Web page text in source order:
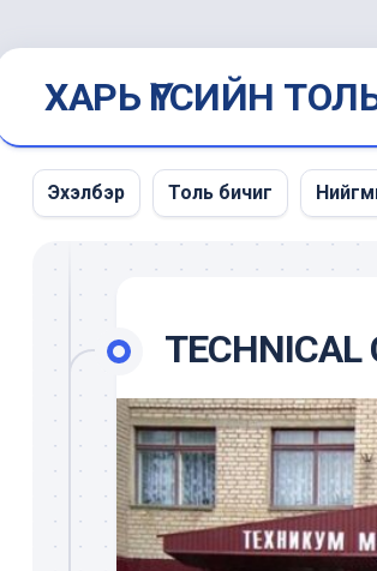
ХАРЬ ҮГСИЙН
Эхэлбэр Толь бичиг
TECHNICAL